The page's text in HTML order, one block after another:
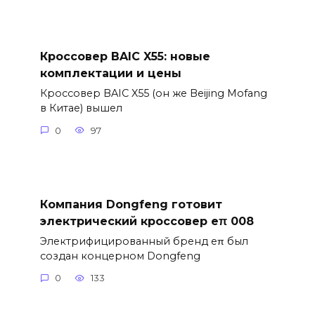
Кроссовер BAIC X55: новые
комплектации и цены
Кроссовер BAIC X55 (он же Beijing Mofang
в Китае) вышел
0 97
Компания Dongfeng готовит
электрический кроссовер eπ 008
Электрифицированный бренд eπ был
создан концерном Dongfeng
0 133